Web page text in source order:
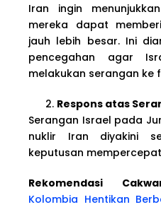
Iran ingin
mereka dapat
jauh lebih besar. Ini
pencegahan agar
melakukan serangan ke
Respons atas
Serangan Israel pada
nuklir Iran diyakini
keputusan
Rekomendasi
Kolombia Hentikan